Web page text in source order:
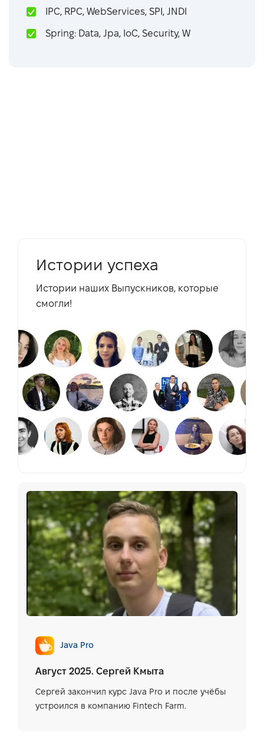
IPC, RPC, WebServices, SPI, JNDI
Spring: Data, Jpa, IoC, Security, W
Истории успеха
Истории наших Выпускников, которые
смогли!
Java Pro
Август 2025. Сергей Кмыта
Сергей закончил курс Java Pro и после учёбы
устроился в компанию Fintech Farm.